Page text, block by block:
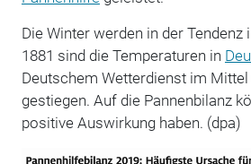
Die Winter werden in der
1881 sind die Temperaturen in
Deutschem Wetterdienst im Mittel
gestiegen. Auf die Pannenbilanz
positive Auswirkung haben. (dpa)